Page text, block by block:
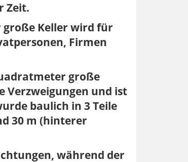
Zeit.
große Keller wird für
Firmen
große
Verzweigungen und ist
baulich in 3 Teile
30 m (hinterer
während der